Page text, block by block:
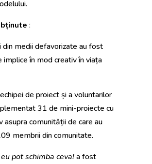
:
din medii defavorizate au fost
implice în mod creativ în viața
de proiect și a voluntarilor
31 de mini-proiecte cu
asupra comunității de care au
membrii din comunitate.
pot schimba ceva!a fost